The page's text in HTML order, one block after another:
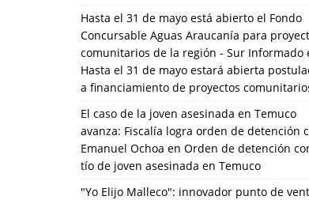
Hasta el 31 de mayo está abierto el Fondo
Concursable Aguas Araucanía para
comunitarios de la región - Sur Informado
Hasta el 31 de mayo estará abierta
a financiamiento de proyectos
El caso de la joven asesinada en Temuco
avanza: Fiscalía logra orden de detención
Emanuel Ochoa en Orden de detención
tío de joven asesinada en Temuco
"Yo Elijo Malleco": innovador punto de